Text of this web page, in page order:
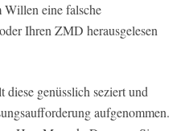
Willen eine falsche
Ihren ZMD herausgelesen
genüsslich seziert und
aufgenommen.